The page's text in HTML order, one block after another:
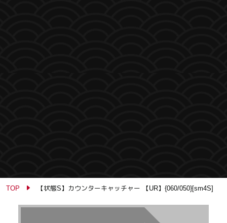
TOP 【状態S】カウンターキャッチャー 【UR】{060/050}[sm4S]